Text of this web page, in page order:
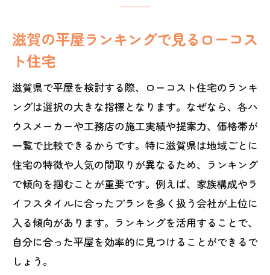
滋賀の平屋ランキングで見るローコス
ト住宅
滋賀県で平屋を検討する際、ローコスト住宅のランキ
ングは選択の大きな指標となります。なぜなら、各ハ
ウスメーカーや工務店の施工実績や提案力、価格帯が
一覧で比較できるからです。特に滋賀県は地域ごとに
住宅の特徴や人気の間取りが異なるため、ランキング
で傾向を掴むことが重要です。例えば、家族構成やラ
イフスタイルに合ったプランを多く扱う会社が上位に
入る傾向があります。ランキングを活用することで、
自分に合った平屋を効率的に見つけることができるで
しょう。